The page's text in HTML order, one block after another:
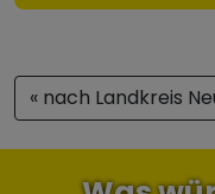
« nach Landkreis